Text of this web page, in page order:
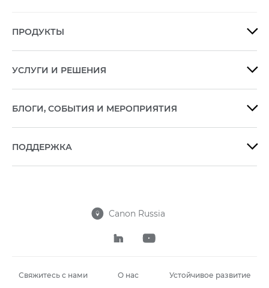
ПРОДУКТЫ 
УСЛУГИ И РЕШЕНИЯ 
БЛОГИ, СОБЫТИЯ И МЕРОПРИЯТИЯ 
ПОДДЕРЖКА 
 Canon Russia
 
Свяжитесь с нами О нас Устойчивое развитие